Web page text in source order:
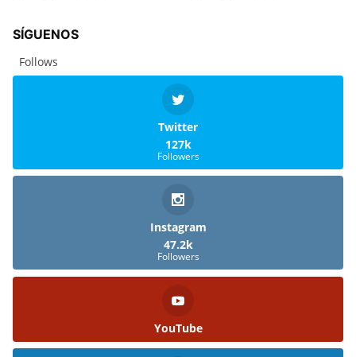
SÍGUENOS
Follows
Twitter
127k
Followers
Instagram
47.2k
Followers
YouTube